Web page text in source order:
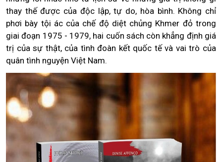
thay thế được của độc lập, tự do, hòa bình. Không chỉ
phơi bày tội ác của chế độ diệt chủng Khmer đỏ trong
giai đoạn 1975 - 1979, hai cuốn sách còn khẳng định giá
trị của sự thật, của tình đoàn kết quốc tế và vai trò của
quân tình nguyện Việt Nam.